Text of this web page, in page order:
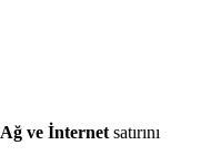
Ağ ve İnternet satırını